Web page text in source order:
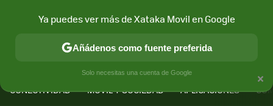
CONECTIVIDAD MÓVIL Y SOCIEDAD APLICACIONES
×
Ya puedes ver más de Xataka Movil en Google
Añádenos como fuente preferida
Solo necesitas una cuenta de Google